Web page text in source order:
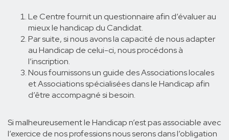
Le Centre fournit un questionnaire afin d’évaluer au
mieux le handicap du Candidat.
Par suite, si nous avons la capacité de nous adapter
au Handicap de celui-ci, nous procédons à
l’inscription.
Nous fournissons un guide des Associations locales
et Associations spécialisées dans le Handicap afin
d’être accompagné si besoin.
Si malheureusement le Handicap n’est pas associable avec
l’exercice de nos professions nous serons dans l’obligation